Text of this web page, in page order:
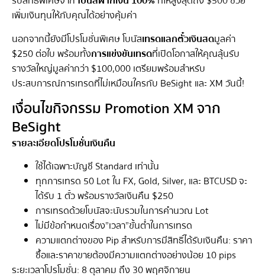
เพิ่มเงินทุนให้กับคุณได้อย่างคุ้มค่า
นอกจากนี้ยังมีโปรโมชั่นพิเศษ โบนัสเทรดแลกตั๋วเงินสดมูลค่า
$250 ต่อใบ พร้อมทั้งการแข่งขันเทรดที่เปิดโอกาสให้คุณลุ้นรับ
รางวัลใหญ่มูลค่ากว่า $100,000 เตรียมพร้อมสำหรับ
ประสบการณ์การเทรดที่ไม่เหมือนใครกับ BeSight และ XM วันนี้!
เงื่อนไขกิจกรรม Promotion XM จาก
BeSight
รายละเอียดโปรโมชั่นเงินคืน
ใช้ได้เฉพาะบัญชี Standard เท่านั้น
ทุกการเทรด 50 Lot ใน FX, Gold, Silver, และ BTCUSD จะ
ได้รับ 1 ตั๋ว พร้อมรางวัลเงินคืน $250
การเทรดด้วยโบนัสจะนับรวมในการคำนวณ Lot
ไม่มีข้อกำหนดเรื่อง”เวลา”ขั้นต่ำในการเทรด
ความแตกต่างของ Pip สำหรับการมีสิทธิ์ได้รับเงินคืน: ราคา
ซื้อและราคาขายต้องมีความแตกต่างอย่างน้อย 10 pips
ระยะเวลาโปรโมชั่น: 8 ตุลาคม ถึง 30 พฤศจิกายน